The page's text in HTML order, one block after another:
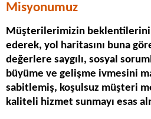
Misyonumuz
Müşterilerimizin beklentilerini
ederek, yol haritasını buna
değerlere saygılı, sosyal
büyüme ve gelişme ivmesini
sabitlemiş, koşulsuz müşteri
kaliteli hizmet sunmayı esas